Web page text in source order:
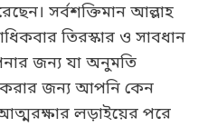
সর্বশক্তিমান আল্লাহ
তিরস্কার ও সাবধান
জন্য যা অনুমতি
করার জন্য আপনি কেন
লড়াইয়ের পরে